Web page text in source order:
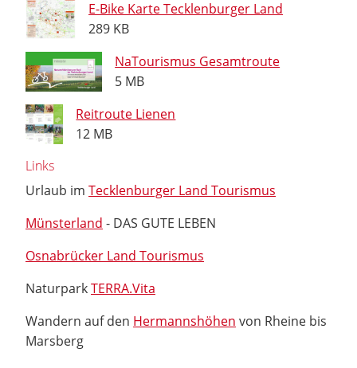
E-Bike Karte Tecklenburger Land
289 KB
NaTourismus Gesamtroute
5 MB
Reitroute Lienen
12 MB
Links
Urlaub im Tecklenburger Land Tourismus
Münsterland - DAS GUTE LEBEN
Osnabrücker Land Tourismus
NaturparkTERRA.Vita
Wandern auf den Hermannshöhen von Rheine bis
Marsberg